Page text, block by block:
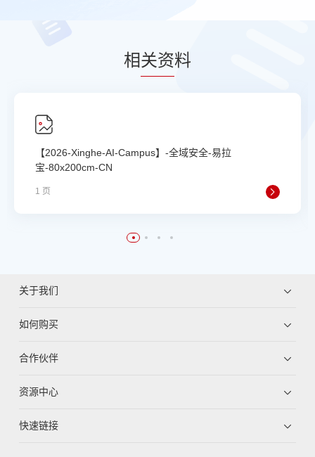
相关资料
【2026-Xinghe-AI-Campus】-全域安全-易拉
宝-80x200cm-CN
1 页
关于我们
如何购买
合作伙伴
资源中心
快速链接